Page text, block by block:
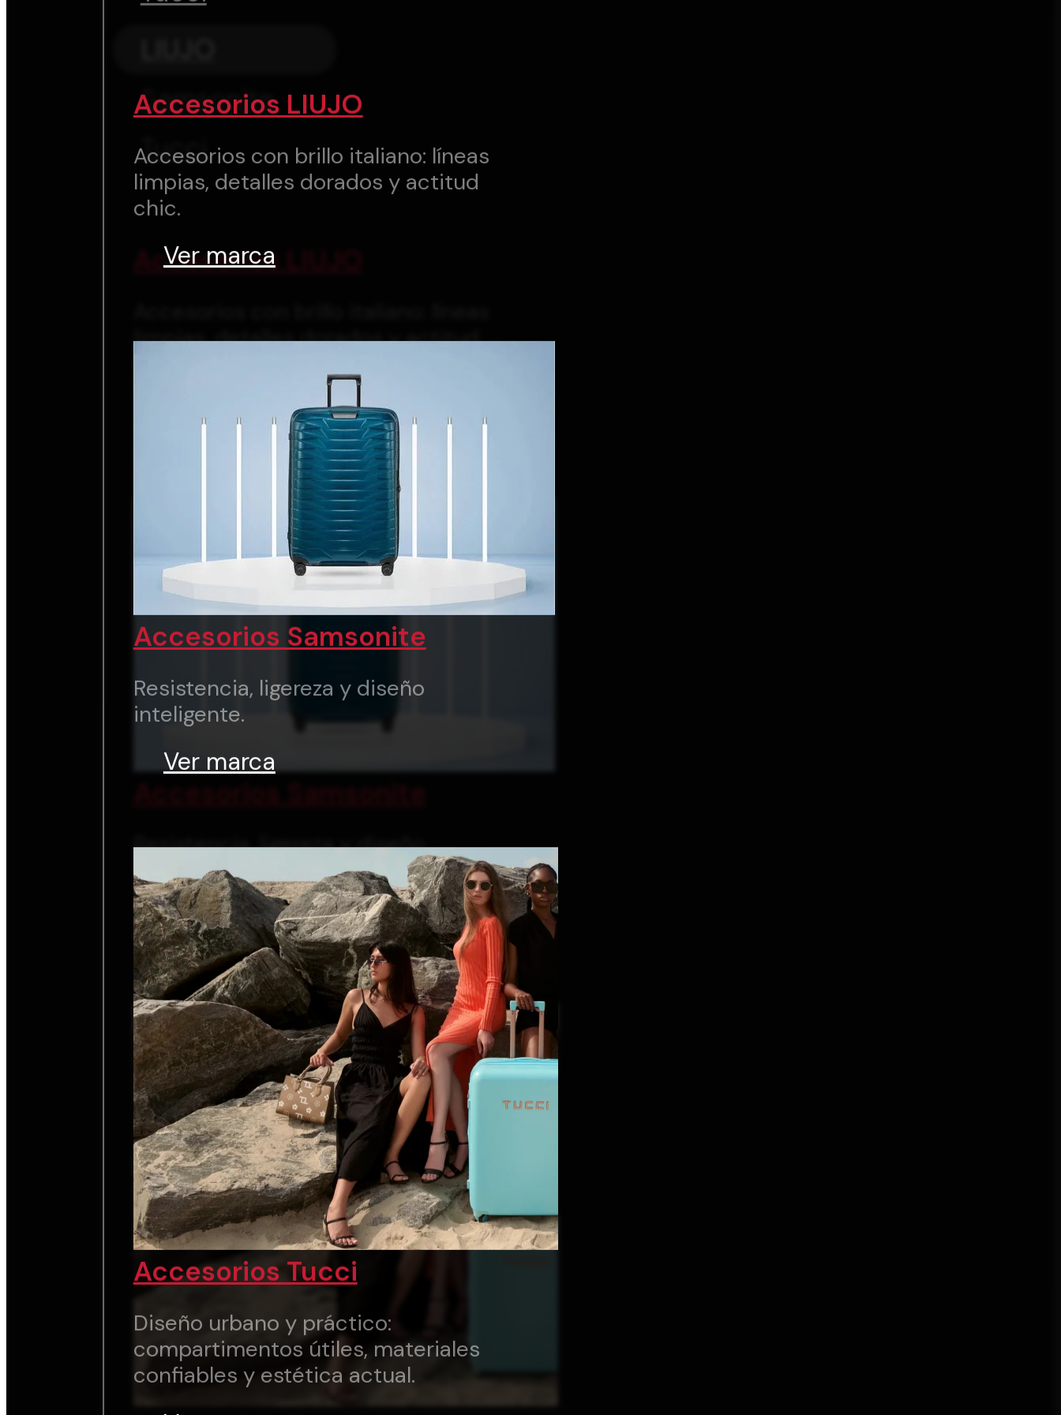
Samsonite
Tucci
Accesorios LIUJO
limpias, detalles dorados y actitud
Ver marca
Accesorios Samsonite
Resistencia, ligereza y diseño
inteligente.
Ver marca
Accesorios LIUJO
Accesorios con brillo italiano: líneas
limpias, detalles dorados y actitud
chic.
Ver marca
Accesorios Samsonite
Resistencia, ligereza y diseño
inteligente.
Ver marca
Accesorios Tucci
Diseño urbano y práctico:
compartimentos útiles, materiales
confiables y estética actual.